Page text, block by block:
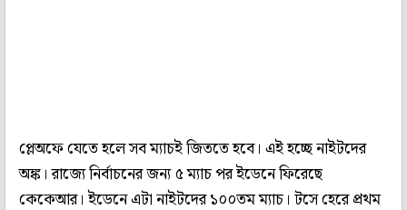
প্লেঅফে যেতে হলে সব ম্যাচই জিততে হবে। এই হচ্ছে নাইটদের
অঙ্ক। রাজ্যে নির্বাচনের জন্য ৫ ম্যাচ পর ইডেনে ফিরেছে
কেকেআর। ইডেনে এটা নাইটদের ১০০তম ম্যাচ। টসে হেরে প্রথম